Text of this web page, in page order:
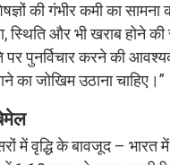
की गंभीर कमी का
स्थिति और भी खराब होने
पर पुनर्विचार करने की
का जोखिम उठाना चाहिए।”
में वृद्धि के बावजूद – भारत